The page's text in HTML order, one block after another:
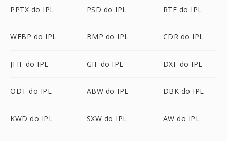
PPTX do IPL PSD do IPL RTF do IPL
WEBP do IPL BMP do IPL CDR do IPL
JFIF do IPL GIF do IPL DXF do IPL
ODT do IPL ABW do IPL DBK do IPL
KWD do IPL SXW do IPL AW do IPL